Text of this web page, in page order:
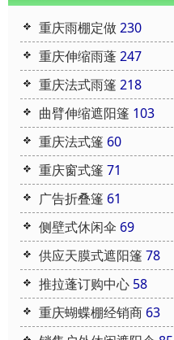
重庆雨棚定做230
重庆伸缩雨蓬247
重庆法式雨篷 218
曲臂伸缩遮阳篷 103
重庆法式篷 60
重庆窗式篷 71
广告折叠篷 61
侧壁式休闲伞 69
供应天膜式遮阳篷 78
推拉蓬订购中心 58
重庆蝴蝶棚经销商 63